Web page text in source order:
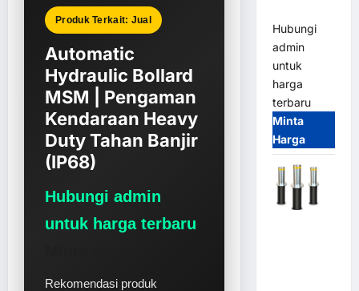
Produk Terkait: Jual
Automatic
Hydraulic Bollard
MSM | Pengaman
Kendaraan Heavy
Duty Tahan Banjir
(IP68)
Hubungi admin
untuk harga terbaru
Rekomendasi produk
Hubungi
admin
untuk
harga
terbaru
Minta
Harga